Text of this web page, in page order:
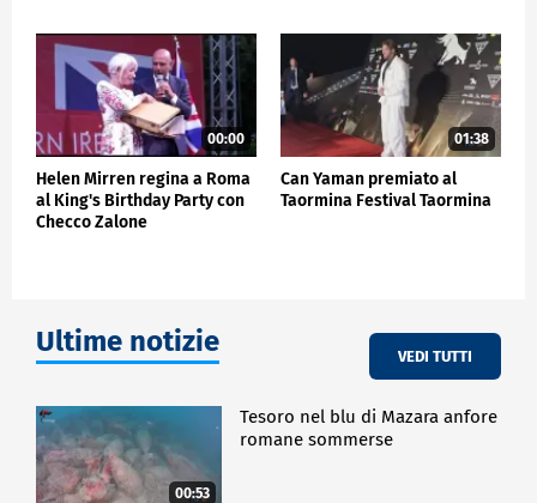
video di una canzone divertente in cui invitava tutti
a vaccinarsi, ha commentato:.
"Fa una pizza buonissima, è bravissimo a cucinare la
pizza" ha detto. "Mi piacerebbe essere nel suo
prossimo film, spero me lo chieda", ha concluso
scherzando.
SPETTACOLO
00:00
Helen Mirren regina a Roma
al King's Birthday Party con
Checco Zalone
01:38
Can Yaman premiato al
Taormina Festival Taormina
Ultime notizie VEDI TUTTI
00:53
Tesoro nel blu di Mazara anfore
romane sommerse